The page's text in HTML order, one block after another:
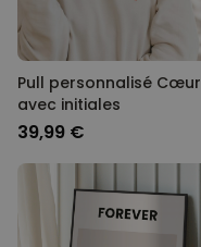
Pull personnalisé Cœur
avec initiales
39,99 €